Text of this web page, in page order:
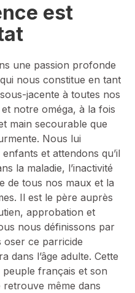
est
une passion profonde
nous constitue en tant
jacente à toutes nos
notre oméga, à la fois
main secourable que
Nous lui
et attendons qu’il
la maladie, l’inactivité
de tous nos maux et la
Il est le père auprès
approbation et
nous définissons par
oser ce parricide
dans l’âge adulte. Cette
français et son
retrouve même dans